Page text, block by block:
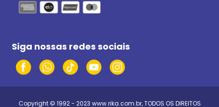
Siga nossas redes sociais
Copyright © 1992 - 2023 www.rika.com.br, TODOS OS DIREITOS